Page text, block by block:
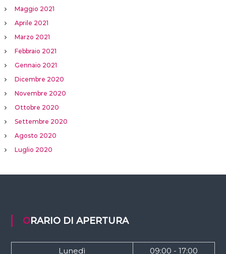
Maggio 2021
Aprile 2021
Marzo 2021
Febbraio 2021
Gennaio 2021
Dicembre 2020
Novembre 2020
Ottobre 2020
Settembre 2020
Agosto 2020
Luglio 2020
ORARIO DI APERTURA
Lunedì
09:00 - 17:00